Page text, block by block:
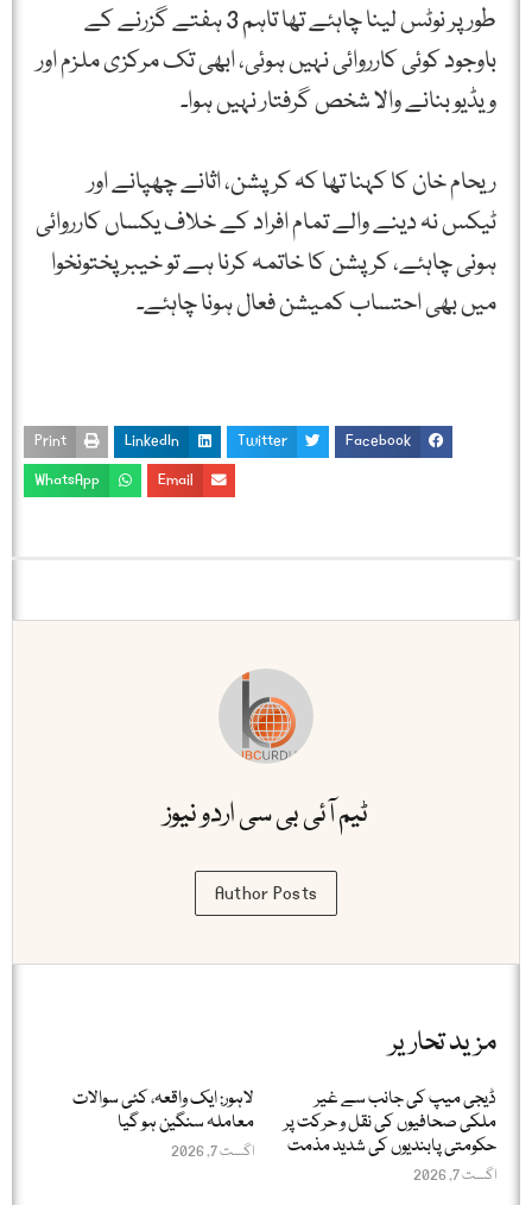
طور پر نوٹس لینا چاہئے تھا تاہم 3 ہفتے گزرنے كے
باوجود كوئی كارروائی نہیں ہوئی، ابھی تک مركزی ملزم اور
ویڈیو بنانے والا شخص گرفتار نہیں ہوا۔
ریحام خان کا کہنا تھا کہ كرپشن، اثانے چھپانے اور
ٹیكس نہ دینے والے تمام افراد كے خلاف یكساں كارروائی
ہونی چاہئے، كرپشن كا خاتمہ كرنا ہے تو خیبرپختونخوا
میں بھی احتساب كمیشن فعال ہونا چاہئے۔
Facebook
Twitter
LinkedIn
Print
Email
WhatsApp
ٹیم آئی بی سی اردو نیوز
Author Posts
مزید تحاریر
ڈیجی میپ کی جانب سے غیر
ملکی صحافیوں کی نقل و حرکت پر
حکومتی پابندیوں کی شدید مذمت
اگست 7, 2026
لاہور: ایک واقعہ، کئی سوالات
معاملہ سنگین ہو گیا
اگست 7, 2026